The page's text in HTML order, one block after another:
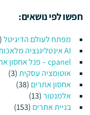
חפשו לפי נושאים:
מפתח לעולם הדיגיטל(251)
cpanel – פנל אחסון אתרים
אוטומציה עסקית(3)
אחסון אתרים(38)
אלמנטור(13)
בניית אתרים(153)